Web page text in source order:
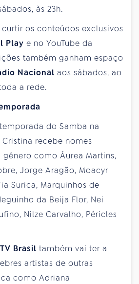
às 23h.
os conteúdos exclusivos
Play e no YouTube da
também ganham espaço
Nacional aos sábados, ao
a rede.
do Samba na
Cristina recebe nomes
como Áurea Martins,
Jorge Aragão, Moacyr
Surica, Marquinhos de
da Beija Flor, Nei
Nilze Carvalho, Péricles
TV Brasil também vai ter a
artistas de outras
como Adriana